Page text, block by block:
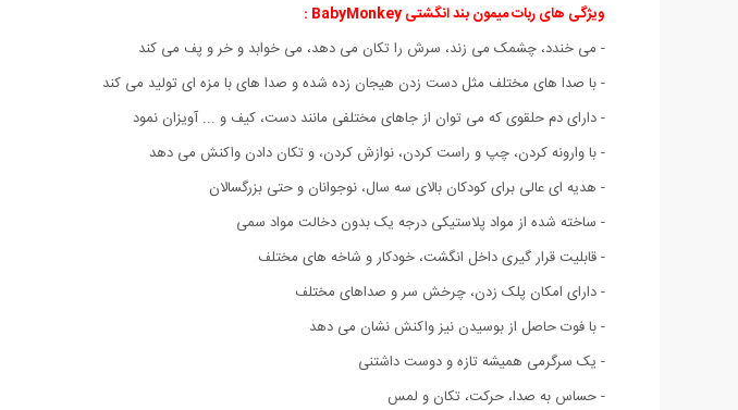
ویژگی های ربات میمون بند انگشتی BabyMonkey :
- می خندد، چشمک می زند، سرش را تکان می دهد، می خوابد و خر و پف می کند
- با صدا های مختلف مثل دست زدن هیجان زده شده و صدا های با مزه ای تولید می کند
- دارای دم حلقوی که می توان از جاهای مختلفی مانند دست، کیف و ... آویزان نمود
- با وارونه کردن، چپ و راست کردن، نوازش کردن، و تکان دادن واکنش می دهد
- هدیه ای عالی برای کودکان بالای سه سال، نوجوانان و حتی بزرگسالان
- ساخته شده از مواد پلاستیکی درجه یک بدون دخالت مواد سمی
- قابلیت قرار گیری داخل انگشت، خودکار و شاخه های مختلف
- دارای امکان پلک زدن، چرخش سر و صداهای مختلف
- با فوت حاصل از بوسیدن نیز واکنش نشان می دهد
- یک سرگرمی همیشه تازه و دوست داشتنی
- حساس به صدا، حرکت، تکان و لمس